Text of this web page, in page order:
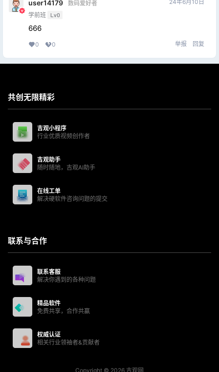
user14179
数码爱好者
学前班 Lv0
24年6月10日
666
0 0 举报 回复
共创无限精彩
吉观小程序
行业优质视频创作者
吉观助手
随时随地，吉观AI助手
在线工单
解决硬软件咨询问题的提交
联系与合作
联系客服
解决你遇到的各种问题
精品软件
免费共享，合作共赢
权威认证
相关行业领袖者&贡献者
Copyright © 2026 吉观网